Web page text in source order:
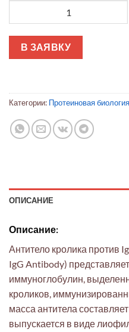
В ЗАЯВКУ
Категории: Протеиновая биология
ОПИСАНИЕ
Описание:
Антитело кролика против
IgG Antibody)
иммуноглобулин,
кроликов,
масса антитела
выпускается в виде